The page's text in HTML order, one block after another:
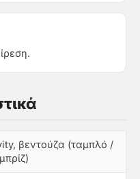
βεντούζα (ταμπλό /